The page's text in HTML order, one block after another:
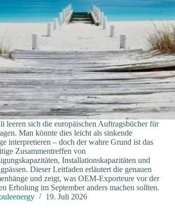
leeren sich die europäischen Auftragsbücher für
Man könnte dies leicht als sinkende
interpretieren – doch der wahre Grund ist das
Zusammentreffen von
Installationskapazitäten und
Dieser Leitfaden erläutert die genauen
und zeigt, was OEM-Exporteure vor der
Erholung im September anders machen sollten.
19. Juli 2026